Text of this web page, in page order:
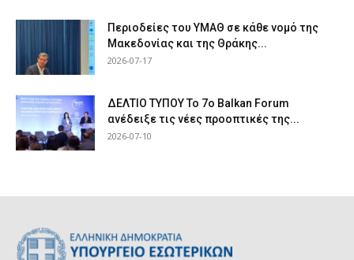
Περιοδείες του ΥΜΑΘ σε κάθε νομό της
Μακεδονίας και της Θράκης...
2026-07-17
ΔΕΛΤΙΟ ΤΥΠΟΥ Το 7ο Balkan Forum
ανέδειξε τις νέες προοπτικές της...
2026-07-10